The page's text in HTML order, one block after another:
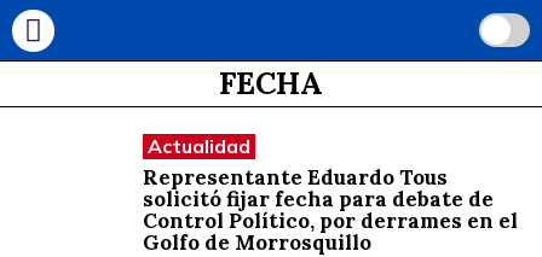
FECHA
Actualidad
Representante Eduardo Tous
solicitó fijar fecha para debate de
Control Político, por derrames en el
Golfo de Morrosquillo